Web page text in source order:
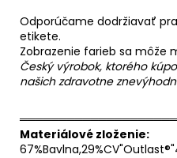
Odporúčame dodržiavať
etikete.
Zobrazenie farieb sa môže
Český výrobok, ktorého
našich zdravotne
Materiálové zloženie: